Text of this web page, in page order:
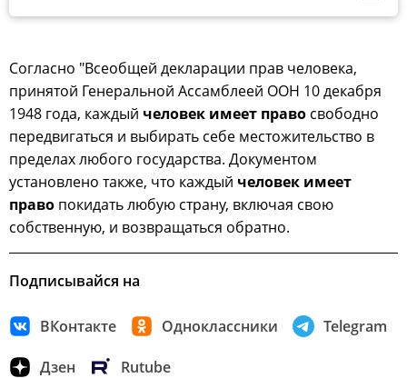
Согласно "Всеобщей декларации прав человека,
принятой Генеральной Ассамблеей ООН 10 декабря
1948 года, каждый человек имеет право свободно
передвигаться и выбирать себе местожительство в
пределах любого государства. Документом
установлено также, что каждый человек имеет
право покидать любую страну, включая свою
собственную, и возвращаться обратно.
Подписывайся на
ВКонтакте Одноклассники Telegram
Дзен Rutube